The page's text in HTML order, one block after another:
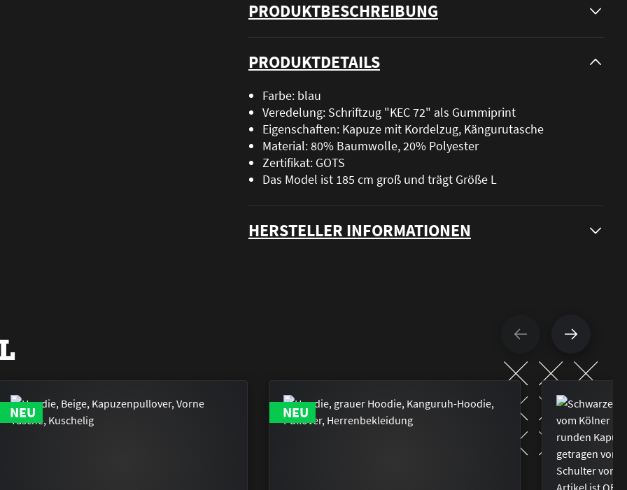
PRODUKTBESCHREIBUNG
PRODUKTDETAILS
Farbe: blau
Veredelung: Schriftzug "KEC 72" als Gummiprint
Eigenschaften: Kapuze mit Kordelzug, Kängurutasche
Material: 80% Baumwolle, 20% Polyester
Zertifikat: GOTS
Das Model ist 185 cm groß und trägt Größe L
HERSTELLER INFORMATIONEN
NEU NEU